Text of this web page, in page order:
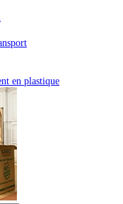
en plastique